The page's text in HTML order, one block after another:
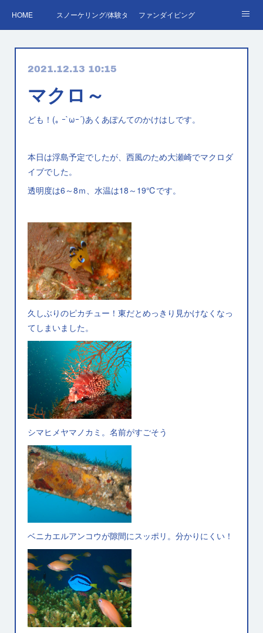
HOME スノーケリング/体験ダイビングファンダイビング
ダイビング・スキルアップレッスン｜プールで安心練習
AOW
プロへの第一歩！ダイブマスターご予約・お問い合わせ
2021.12.13 10:15
マクロ～
ども！(｡ ｰ`ωｰ´)あくあぽんてのかけはしです。
本日は浮島予定でしたが、西風のため大瀬崎でマクロダ
イブでした。
透明度は6～8ｍ、水温は18～19℃です。
久しぶりのピカチュー！東だとめっきり見かけなくなっ
てしまいました。
シマヒメヤマノカミ。名前がすごそう
ベニカエルアンコウが隙間にスッポリ。分かりにくい！